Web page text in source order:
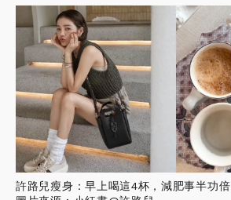
許路兒瘦身：早上喝這4杯，減肥事半功倍